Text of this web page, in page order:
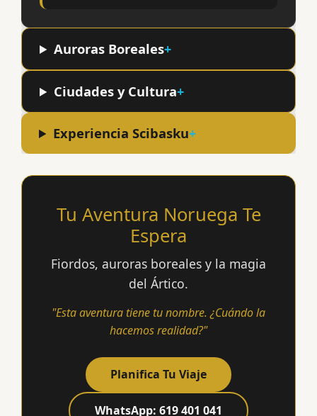
Auroras Boreales
Ciudades y Cultura
Experiencia Scibasku
Tu Aventura Noruega Te
Espera
Fiordos, auroras boreales y la magia
del Ártico.
"Esta aventura tiene tu nombre. ¿Cuándo la
hacemos realidad?"
Planifica Tu Viaje
WhatsApp: 619 401 041